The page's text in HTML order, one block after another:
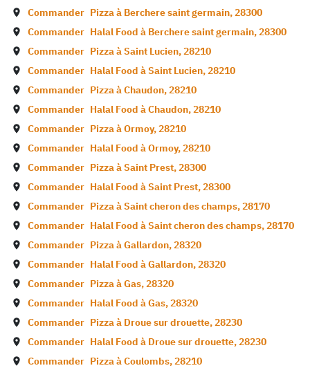
Commander Pizza à Berchere saint germain,28300
Commander Halal Food à Berchere saint germain,28300
Commander Pizza àSaint Lucien,28210
Commander Halal Food àSaint Lucien,28210
Commander Pizza àChaudon,28210
Commander Halal Food àChaudon,28210
Commander Pizza àOrmoy,28210
Commander Halal Food àOrmoy,28210
Commander Pizza àSaint Prest,28300
Commander Halal Food àSaint Prest,28300
Commander Pizza àSaint cheron des champs,28170
Commander Halal Food àSaint cheron des champs,28170
Commander Pizza àGallardon,28320
Commander Halal Food àGallardon,28320
Commander Pizza àGas,28320
Commander Halal Food àGas,28320
Commander Pizza à Droue sur drouette,28230
Commander Halal Food à Droue sur drouette,28230
Commander Pizza àCoulombs,28210